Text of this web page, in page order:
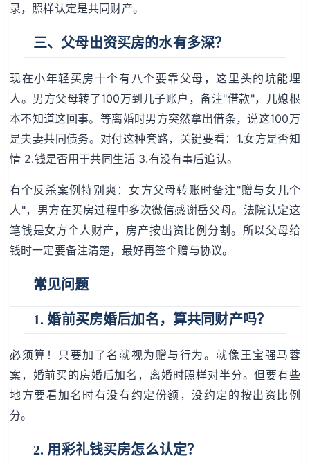
录，照样认定是共同财产。
三、父母出资买房的水有多深？
现在小年轻买房十个有八个要靠父母，这里头的坑能埋
人。男方父母转了100万到儿子账户，备注"借款"，儿媳根
本不知道这回事。等离婚时男方突然拿出借条，说这100万
是夫妻共同债务。对付这种套路，关键要看：1.女方是否知
情 2.钱是否用于共同生活 3.有没有事后追认。
有个反杀案例特别爽：女方父母转账时备注"赠与女儿个
人"，男方在买房过程中多次微信感谢岳父母。法院认定这
笔钱是女方个人财产，房产按出资比例分割。所以父母给
钱时一定要备注清楚，最好再签个赠与协议。
常见问题
1. 婚前买房婚后加名，算共同财产吗？
必须算！只要加了名就视为赠与行为。就像王宝强马蓉
案，婚前买的房婚后加名，离婚时照样对半分。但要有些
地方要看加名时有没有约定份额，没约定的按出资比例
分。
2. 用彩礼钱买房怎么认定？